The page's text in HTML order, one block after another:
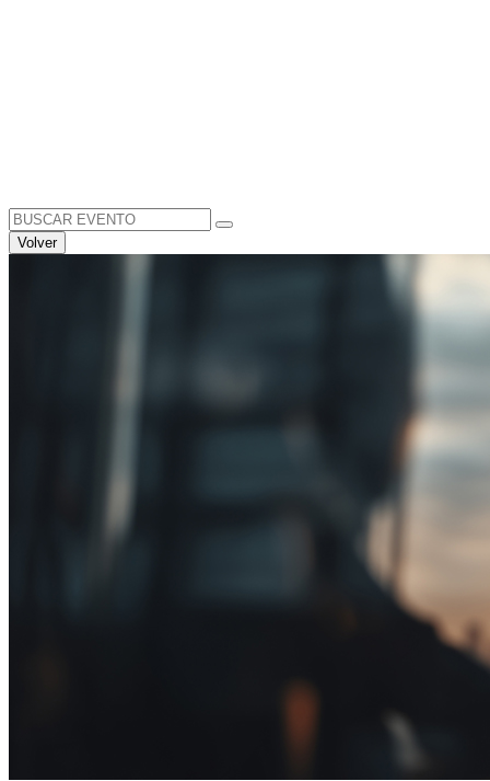
Search
for:
Volver